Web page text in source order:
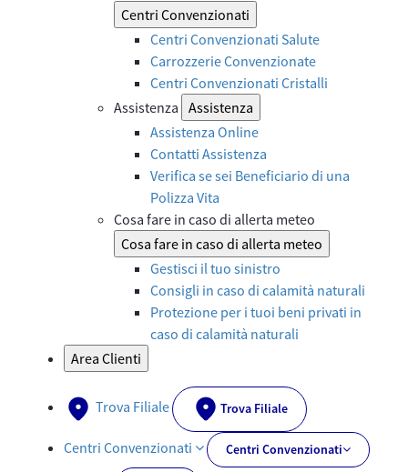
Centri Convenzionati
Centri Convenzionati Salute
Carrozzerie Convenzionate
Centri Convenzionati Cristalli
Assistenza Assistenza
Assistenza Online
Contatti Assistenza
Verifica se sei Beneficiario di una
Polizza Vita
Cosa fare in caso di allerta meteo
Cosa fare in caso di allerta meteo
Gestisci il tuo sinistro
Consigli in caso di calamità naturali
Protezione per i tuoi beni privati in
caso di calamità naturali
Area Clienti
Trova Filiale Trova Filiale
Centri Convenzionati Centri Convenzionati